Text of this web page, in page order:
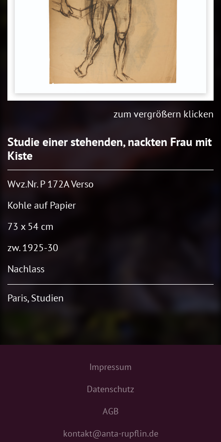
zum vergrößern klicken
Studie einer stehenden, nackten Frau mit
Kiste
Wvz.Nr. P 172A Verso
Kohle auf Papier
73 x 54 cm
zw. 1925-30
Nachlass
Paris, Studien
Impressum
Datenschutz
AGB
kontakt@anta-rupflin.de